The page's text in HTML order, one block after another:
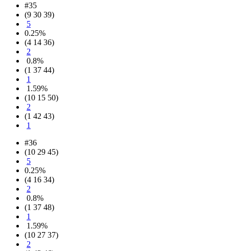
#35
(9 30 39)
5
0.25%
(4 14 36)
2
0.8%
(1 37 44)
1
1.59%
(10 15 50)
2
(1 42 43)
1
#36
(10 29 45)
5
0.25%
(4 16 34)
2
0.8%
(1 37 48)
1
1.59%
(10 27 37)
2